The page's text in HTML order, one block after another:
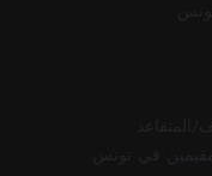
في تونس